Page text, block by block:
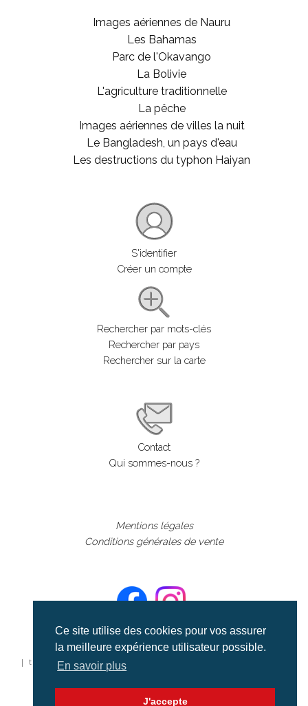
Ce site utilise des cookies pour vos assurer
la meilleure expérience utilisateur possible.
En savoir plus
J'accepte
Images aériennes de Nauru
Les Bahamas
Parc de l'Okavango
La Bolivie
L'agriculture traditionnelle
La pêche
Images aériennes de villes la nuit
Le Bangladesh, un pays d'eau
Les destructions du typhon Haiyan
S'identifier
Créer un compte
Rechercher par mots-clés
Rechercher par pays
Rechercher sur la carte
Contact
Qui sommes-nous ?
Mentions légales
Conditions générales de vente
©aerialcollection marque déposée 2024
| tous droits réservés | aerialcollection.fr banque d'images
aériennes et documentaires video et cinéma |